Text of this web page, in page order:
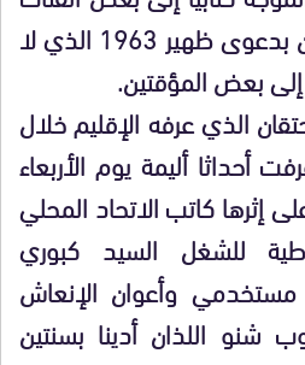
كالمتصرفين المساعدين بدعوى ظهير 1963 الذي لا
بعض المؤقتين.
الذي عرفه الإقليم خلال
أحداثا أليمة يوم الأربعاء
اعتقل على إثرها كاتب الاتحاد المحلي
للشغل السيد كبوري
وأعوان الإنعاش
شنو اللذان أدينا بسنتين